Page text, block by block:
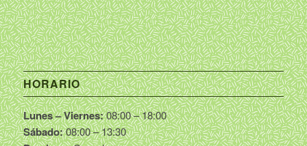
HORARIO
Lunes – Viernes:08:00 – 18:00
Sábado:08:00 – 13:30